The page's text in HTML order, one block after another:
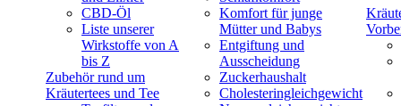
CBD-Öl
Liste unserer
Wirkstoffe von A
bis Z
Zubehör rund um
Kräutertees und Tee
Komfort für junge
Mütter und Babys
Entgiftung und
Ausscheidung
Zuckerhaushalt
Cholesteringleichgewicht